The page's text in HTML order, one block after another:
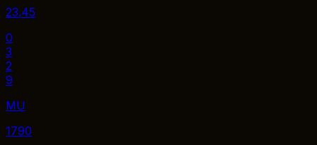
23.45
0
3
2
9
MU
1790